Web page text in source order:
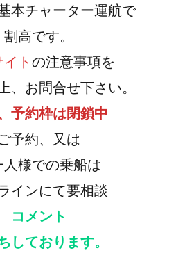
本チャーター運航で
割高です。
ト の注意事項を
、お問合せ下さい。
予約枠は閉鎖中
予約、又は
人様での乗船は
インにて要相談
コメント
しております。